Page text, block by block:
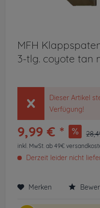
MFH
3-tlg. coyote tan
Dieser Artikel
Verfügung!
9,99 € *
inkl. MwSt. ab 49€
Derzeit leider nicht
Merken